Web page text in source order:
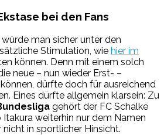
bei den Fans
man sicher unter den
Stimulation, wie hier im
können. Denn mit einem solch
neue – nun wieder Erst- –
dürfte doch für ausreichend
Eines dürfte allgemein klarsein: Zu
gehört der FC Schalke
weiterhin nur dem Namen
in sportlicher Hinsicht.